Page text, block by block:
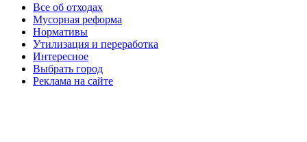
Все об отходах
Мусорная реформа
Нормативы
Утилизация и переработка
Интересное
Выбрать город
Реклама на сайте